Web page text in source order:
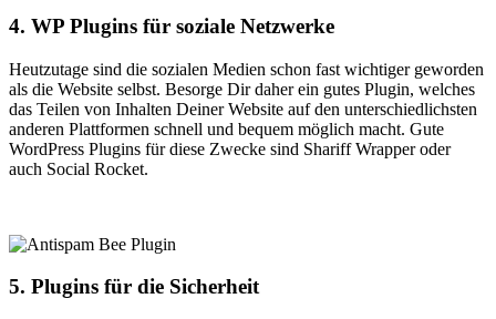
4. WP Plugins für soziale Netzwerke
Heutzutage sind die sozialen Medien schon fast wichtiger geworden
als die Website selbst. Besorge Dir daher ein gutes Plugin, welches
das Teilen von Inhalten Deiner Website auf den unterschiedlichsten
anderen Plattformen schnell und bequem möglich macht. Gute
WordPress Plugins für diese Zwecke sind Shariff Wrapper oder
auch Social Rocket.
5. Plugins für die Sicherheit